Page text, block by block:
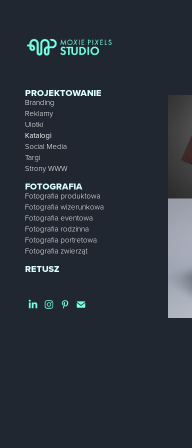
PROJEKTOWANIE
Branding
Reklamy
Ulotki
Katalogi
Social Media
Targi
Strony WWW
FOTOGRAFIA
Fotografia produktowa
Fotografia wizerunkowa
Fotografia eventowa
Fotografia rodzinna
Fotografia portretowa
Fotografia zwierząt
RETUSZ